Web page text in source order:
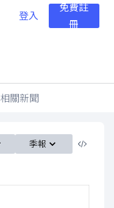
登入
免費註
冊
相關新聞
季報